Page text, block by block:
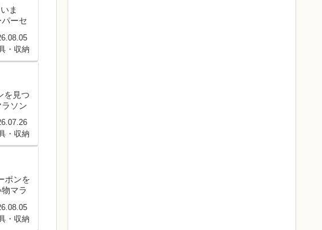
ま
ーセ
・収納
を見つ
ソン
・収納
ポンを
マラ
・収納